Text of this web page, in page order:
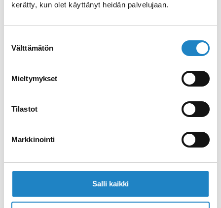
kerätty, kun olet käyttänyt heidän palvelujaan.
valinta
Välttämätön
Mieltymykset
Tilastot
Markkinointi
Salli kaikki
PUBLIC SAUNAS
Public sauna hours in the Lappeenranta and
Sauna in the Lappeenranta Harbour